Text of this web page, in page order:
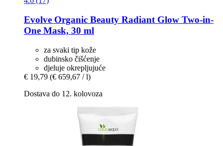
Evolve Organic Beauty Radiant Glow Two-​in-​
One Mask, 30 ml
za svaki tip kože
dubinsko čišćenje
djeluje okrepljujuće
€ 19,79 (€ 659,67 / l)
Dostava do 12. kolovoza